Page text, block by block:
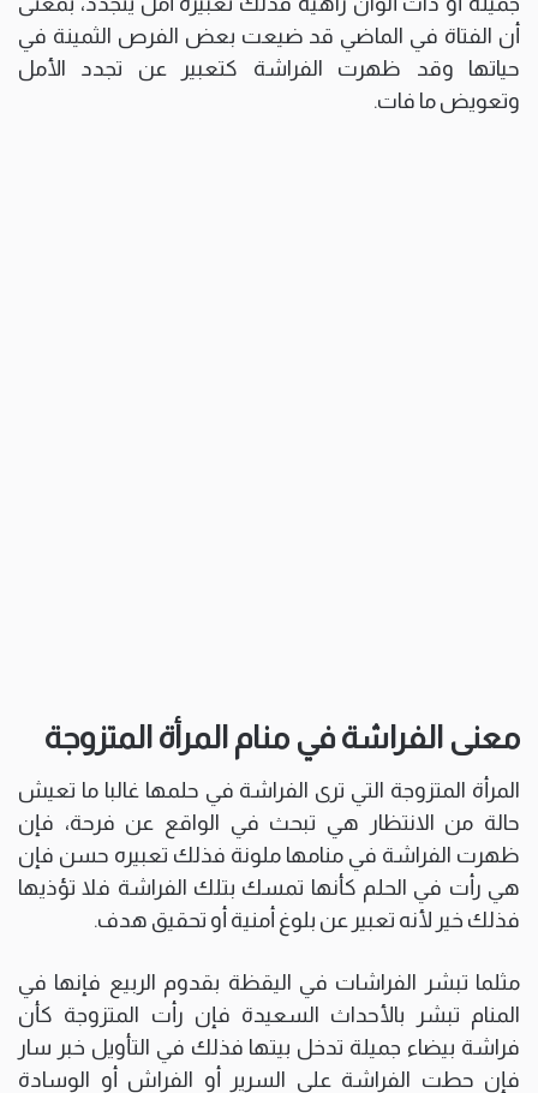
أن الفتاة في الماضي قد ضيعت بعض الفرص الثمينة في
حياتها وقد ظهرت الفراشة كتعبير عن تجدد الأمل
وتعويض ما فات.
معنى الفراشة في منام المرأة المتزوجة
المرأة المتزوجة التي ترى الفراشة في حلمها غالبا ما تعيش
حالة من الانتظار هي تبحث في الواقع عن فرحة، فإن
ظهرت الفراشة في منامها ملونة فذلك تعبيره حسن فإن
هي رأت في الحلم كأنها تمسك بتلك الفراشة فلا تؤذيها
فذلك خير لأنه تعبير عن بلوغ أمنية أو تحقيق هدف.
مثلما تبشر الفراشات في اليقظة بقدوم الربيع فإنها في
المنام تبشر بالأحداث السعيدة فإن رأت المتزوجة كأن
فراشة بيضاء جميلة تدخل بيتها فذلك في التأويل خبر سار
فإن حطت الفراشة على السرير أو الفراش أو الوسادة